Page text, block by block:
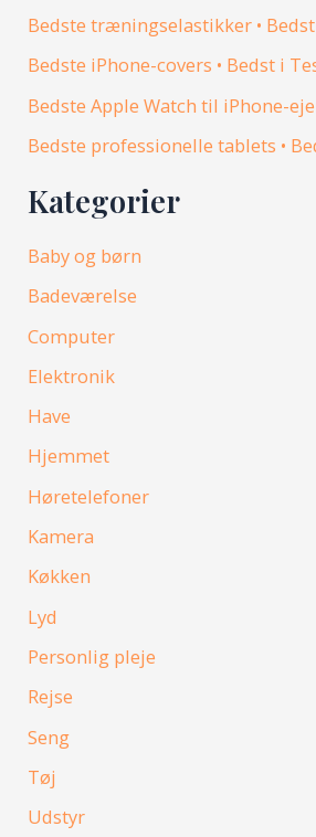
Bedste træningselastikker •
Bedste iPhone-covers • Bedst i
Bedste Apple Watch til iPhone-
Bedste professionelle tablets •
Kategorier
Baby og børn
Badeværelse
Computer
Elektronik
Have
Hjemmet
Høretelefoner
Kamera
Køkken
Lyd
Personlig pleje
Rejse
Seng
Tøj
Udstyr